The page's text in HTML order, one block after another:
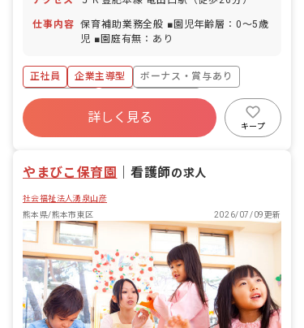
護・介護休暇 育児休暇・産前産後休暇
（実績あり） ※年間休日108日
仕事内容 保育補助業務全般 ■園児年齢層：0～5歳
児 ■園庭有無：あり
正社員 企業主導型
ボーナス・賞与あり
社会保険完備
有給
退職金制度
昇給昇進あり
詳しく見る
キープ
やまびこ保育園 ｜看護師の求人
社会福祉法人湧泉山彦
熊本県/熊本市東区
2026/07/09更新